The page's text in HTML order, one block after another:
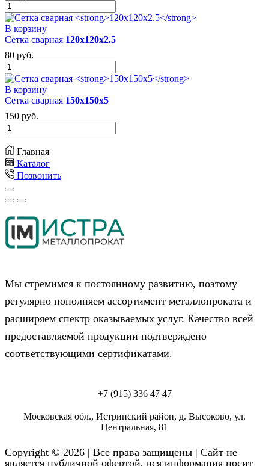
В корзину
Сетка сварная 120х120х2.5
80 руб.
В корзину
Сетка сварная 150х150х5
150 руб.
Главная
Каталог
Позвонить
Мы стремимся к постоянному развитию, поэтому
регулярно пополняем ассортимент металлопроката и
расширяем спектр оказываемых услуг. Качество всей
предоставляемой продукции подтверждено
соответствующими сертификатами.
+7 (915) 336 47 47
Московская обл., Истринский район, д. Высоково, ул.
Центральная, 81
Copyright © 2026 | Все права защищены | Сайт не
является публичной офертой, вся информация носит